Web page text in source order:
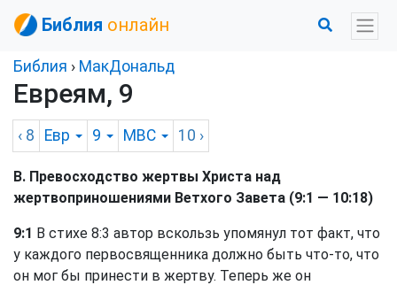
Библия онлайн
Библия › МакДональд
Евреям, 9
‹ 8 Евр 9 MBC 10 ›
В. Превосходство жертвы Христа над
жертвоприношениями Ветхого Завета (9:1 — 10:18)
9:1 В стихе 8:3 автор вскользь упомянул тот факт, что
у каждого первосвященника должно быть что-то, что
он мог бы принести в жертву. Теперь же он